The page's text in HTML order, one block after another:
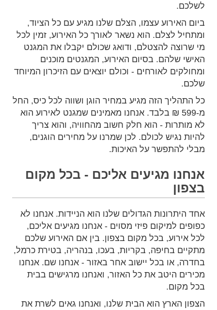
לשלכם.
ביום האירוע עצמו, הצלם שלנו מגיע עם כל הציוד,
ומתחיל לצלם. הוא נשאר לאורך כל האירוע, זמין לכל
מי שרוצה להצטלם, ודואג שכולם יקבלו את המגנט
האישי שלהם. בסיום האירוע, המגנטים מוכנים
ומחולקים לאורחים - וכולם יוצאים עם הזיכרון המיוחד
שלכם.
כל התהליך הזה מגיע במחיר הוגן ושווה לכל כיס, החל
מ-599 ₪ בלבד. אנחנו מאמינים שמגנט לאירוע הוא
לא מותרות - הוא חלק חשוב מהחוויה, והוא צריך
להיות נגיש לכולם. לכן שמרנו על מחירים הוגנים,
מבלי להתפשר על האיכות.
אנחנו מגיעים אליכם - בכל מקום
בצפון
אחד היתרונות הגדולים שלנו הוא הניידות. אנחנו לא
כפופים למיקום פיזי מסוים - אנחנו מגיעים אליכם,
לכל אירוע, בכל מקום בצפון. בין אם האירוע שלכם
מתקיים בחיפה, בקריות, בעכו, בנהריה, בטירת כרמל,
בחדרה, או בכל יישוב אחר באזור - אנחנו שם. אנחנו
מכירים היטב את כל האזור, ואנחנו מרגישים בבית
בכל מקום.
הצפון הארץ הוא הבית שלנו, ואנחנו גאים לשרת את